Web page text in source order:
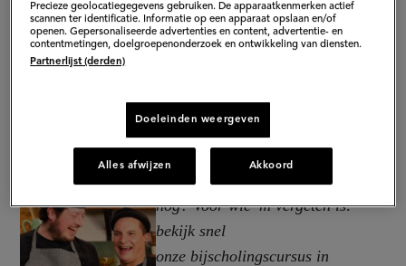
"Ken je de stelling van pitagyros
nog? Voor wie 'm vergeten is:
bekijk snel
onze bijscholingscursus in
Precieze geolocatiegegevens gebruiken. De apparaatkenmerken actief
scannen ter identificatie. Informatie op een apparaat opslaan en/of
openen. Gepersonaliseerde advertenties en content, advertentie- en
contentmetingen, doelgroepenonderzoek en ontwikkeling van diensten.
Partnerlijst (derden)
Doeleinden weergeven
Alles afwijzen Akkoord